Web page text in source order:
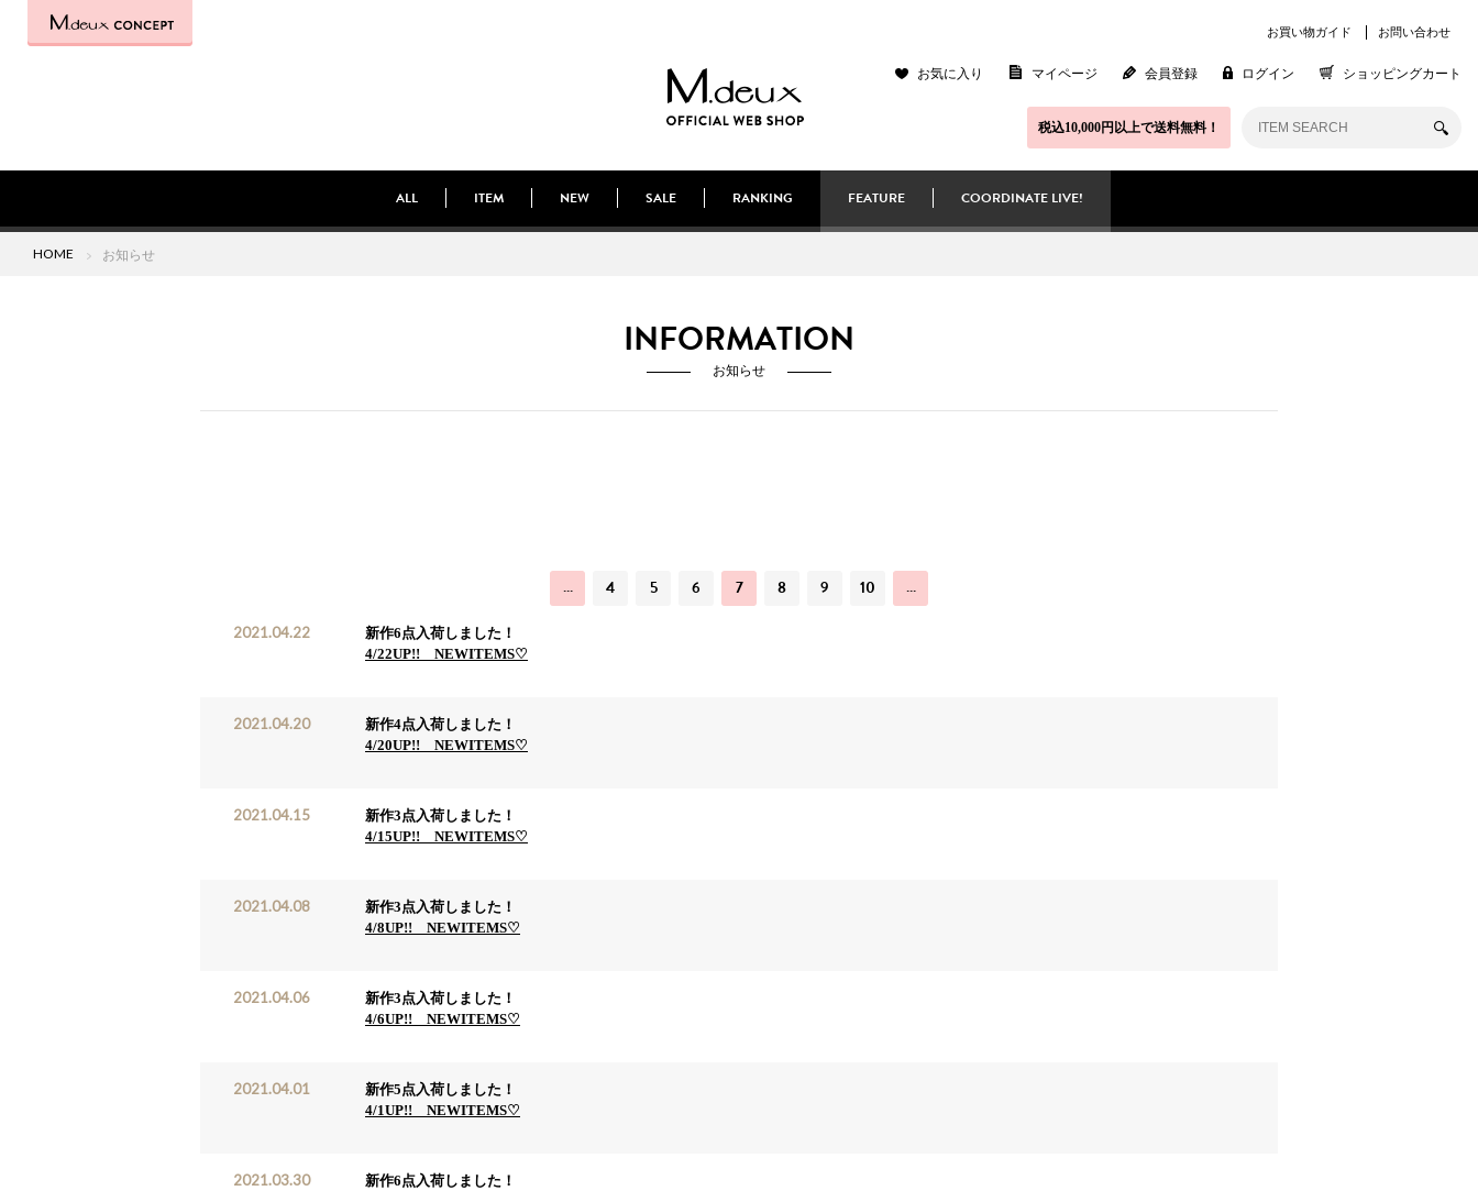
お買い物ガイド お問い合わせ
お気に入り マイページ 会員登録 ログイン ショッピングカート
税込10,000円以上で送料無料！
ALL ITEM NEW SALE RANKING FEATURE COORDINATE LIVE!
HOME お知らせ
INFORMATION
お知らせ
… 4 5 6 7 8 9 10 …
2021.04.22
新作6点入荷しました！
4/22UP!! NEWITEMS♡
2021.04.20
新作4点入荷しました！
4/20UP!! NEWITEMS♡
2021.04.15
新作3点入荷しました！
4/15UP!! NEWITEMS♡
2021.04.08
新作3点入荷しました！
4/8UP!! NEWITEMS♡
2021.04.06
新作3点入荷しました！
4/6UP!! NEWITEMS♡
2021.04.01
新作5点入荷しました！
4/1UP!! NEWITEMS♡
2021.03.30
新作6点入荷しました！